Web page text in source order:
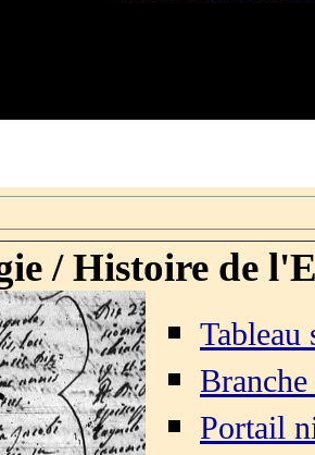
/ Histoire de
Tableau
Portail